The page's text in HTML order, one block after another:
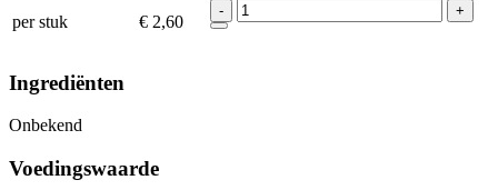
per stuk
€ 2,60
- +
Ingrediënten
Onbekend
Voedingswaarde